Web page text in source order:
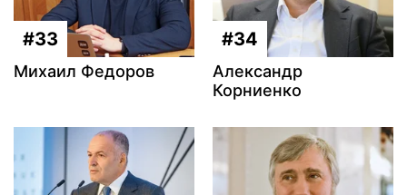
#33
Михаил Федоров
#34
Александр
Корниенко